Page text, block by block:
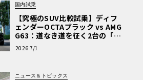
国内試乗
【究極のSUV比較試乗】ディフ
ェンダーOCTAブラック vs AMG
G63：道なき道を征く2台の「対
極的アプローチ」
2026 7/1
ニュース＆トピックス